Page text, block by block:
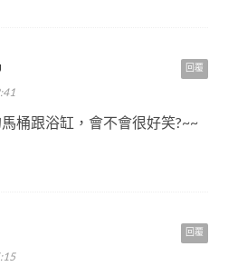
回覆
桶跟浴缸，會不會很好笑?~~
回覆